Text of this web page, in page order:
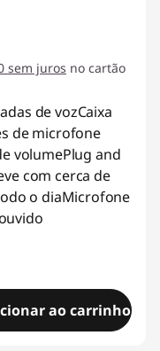
sem juros no cartão
de vozCaixa
de microfone
volumePlug and
com cerca de
o diaMicrofone
ao carrinho